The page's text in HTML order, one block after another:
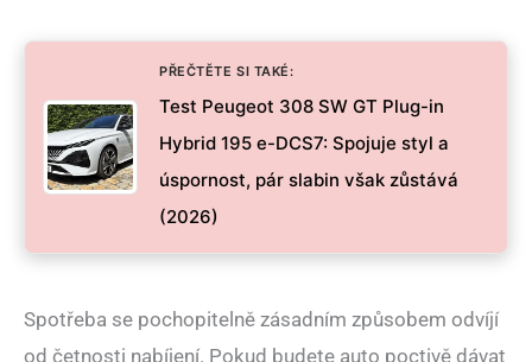
PŘEČTĚTE SI TAKÉ:
Test Peugeot 308 SW GT Plug-in
Hybrid 195 e-DCS7: Spojuje styl a
úspornost, pár slabin však zůstává
(2026)
Spotřeba se pochopitelně zásadním způsobem odvíjí
od četnosti nabíjení. Pokud budete auto poctivě dávat